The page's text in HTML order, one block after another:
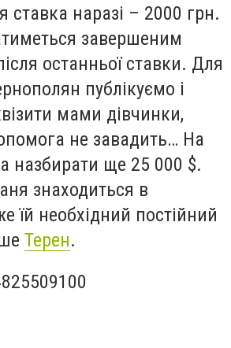
ставка наразі – 2000 грн.
завершеним
останньої ставки. Для
публікуємо і
мами дівчинки,
не завадить… На
назбирати ще 25 000 $.
знаходиться в
їй необхідний постійний
Терен.